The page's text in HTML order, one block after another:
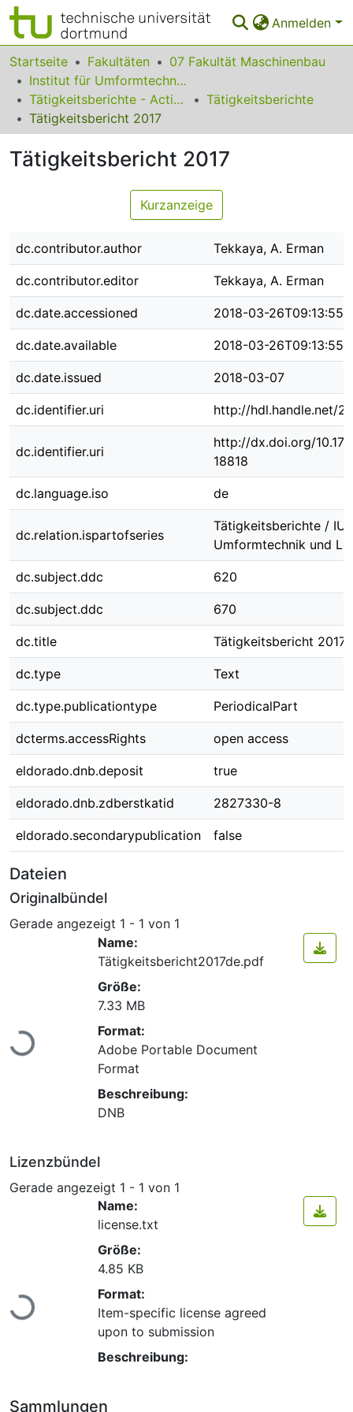
Anmelden
Bereiche & Sammlungen
Das gesamte Repositorium
Statistiken
FAQ
Zurück zur Startseite
Startseite Fakultäten
07 Fakultät Maschinenbau
Institut für Umformtechnik und Leichtbau
Tätigkeitsberichte - Activity Reports
Tätigkeitsberichte
Tätigkeitsbericht 2017
Tätigkeitsbericht 2017
Kurzanzeige
dc.contributor.author Tekkaya, A. Erman
dc.contributor.editor Tekkaya, A. Erman
dc.date.accessioned 2018-03-26T09:13:55Z
dc.date.available 2018-03-26T09:13:55Z
dc.date.issued 2018-03-07
dc.identifier.uri http://hdl.handle.net/
dc.identifier.uri
http://dx.doi.org/
18818
dc.language.iso de
dc.relation.ispartofseries
Tätigkeitsberichte /
Umformtechnik und
dc.subject.ddc 620
dc.subject.ddc 670
dc.title Tätigkeitsbericht 2017
dc.type Text
dc.type.publicationtype PeriodicalPart
dcterms.accessRights open access
eldorado.dnb.deposit true
eldorado.dnb.zdberstkatid 2827330-8
eldorado.secondarypublication false
Dateien
Originalbündel
Gerade angezeigt 1 - 1 von 1
Lade...
Name:
Tätigkeitsbericht2017de.pdf
Größe:
7.33 MB
Format:
Adobe Portable Document
Format
Beschreibung:
DNB
Lizenzbündel
Gerade angezeigt 1 - 1 von 1
Lade...
Name:
license.txt
Größe:
4.85 KB
Format:
Item-specific license agreed
upon to submission
Beschreibung:
Sammlungen